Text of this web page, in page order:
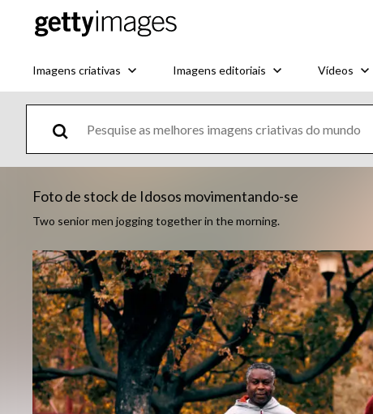
Imagens criativas Imagens editoriais Vídeos
Foto de stock de Idosos movimentando-se
Two senior men jogging together in the morning.